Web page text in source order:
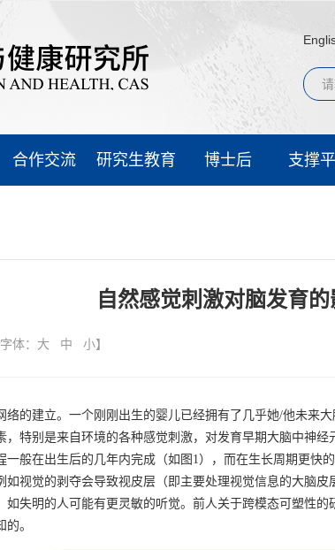
合作交流 研究生教育 博士后 支撑
自然感觉刺激对脑发育
字体： 大 中 小】
建立。一个刚刚出生的婴儿已经拥有了几乎她/他未来大
，特别是来自环境的各种感觉刺激，对发育早期大脑中神
一般在出生后的几年内完成（如图1），而在生长周期更快
如视觉的剥夺会导致视皮层（即主要处理视觉信息的大脑
如失明的人可能有更灵敏的听觉。前人关于跨模态可塑性
。